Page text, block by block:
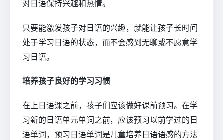
对日语保持兴趣和热情。
只要能激发孩子对日语的兴趣，就能让孩子长时间
处于学习日语的状态，而不会感到无聊或不愿意学
习日语。
培养孩子良好的学习习惯
在上日语课之前，孩子们应该做好课前预习。在学
习新的日语单元单词之前，应该预习以前学过的日
语单词，预习日语单词是儿童培养日语语感的方法